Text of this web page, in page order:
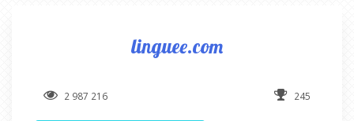
linguee.com
2 987 216 245